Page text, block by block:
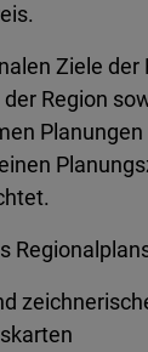
Ziele
Region